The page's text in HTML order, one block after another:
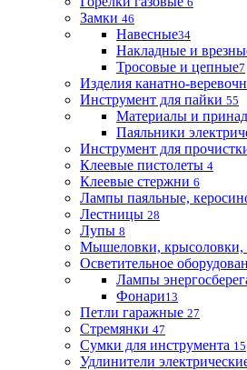
Замки 46
Навесные34
Накладные и
Тросовые и цепные7
Изделия канатно-
Инструмент для пайки 55
Материалы и
Паяльники
Инструмент для
Клеевые пистолеты 4
Клеевые стержни 6
Лампы паяльные,
Лестницы 28
Лупы 8
Мышеловки, крысоловки,
Осветительное
Лампы
Фонари13
Петли гаражные 27
Стремянки 47
Сумки для инструмента 15
Удлинители